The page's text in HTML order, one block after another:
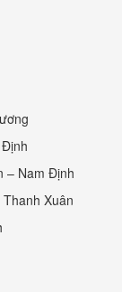
– Nam Định
Xuân